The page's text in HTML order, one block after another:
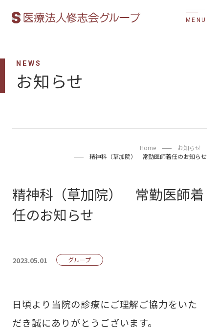
MENU
NEWS
お知らせ
Home
お知らせ
精神科（草加院） 常勤医師着任のお知らせ
精神科（草加院） 常勤医師着
任のお知らせ
2023.05.01 グループ
日頃より当院の診療にご理解ご協力をいた
だき誠にありがとうございます。